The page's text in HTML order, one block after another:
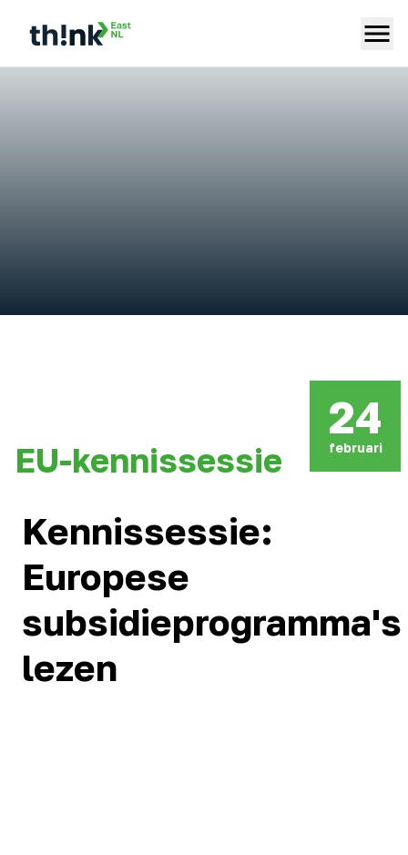
EU-kennissessie
24
februari
Kennissessie:
Europese
subsidieprogramma's
lezen